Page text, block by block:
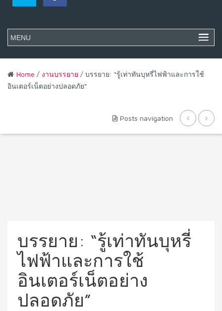
Home / งานบรรยาย / บรรยาย: “รู้เท่าทันบุหรี่ไฟฟ้าและการใช้
อินเตอร์เน็ตอย่างปลอดภัย”
Posts navigation
บรรยาย: “รู้เท่าทันบุหรี่
ไฟฟ้าและการใช้
อินเตอร์เน็ตอย่าง
ปลอดภัย”